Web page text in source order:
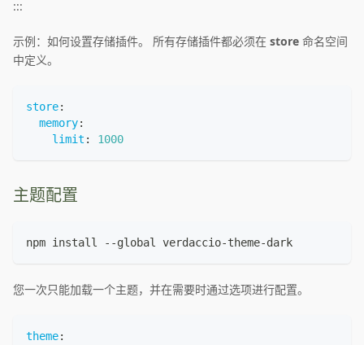
:::
示例：如何设置存储插件。 所有存储插件都必须在 store 命名空间
中定义。
store:
memory:
limit : 1000
主题配置
npm install --global verdaccio-theme-dark
您一次只能加载一个主题，并在需要时通过选项进行配置。
theme: